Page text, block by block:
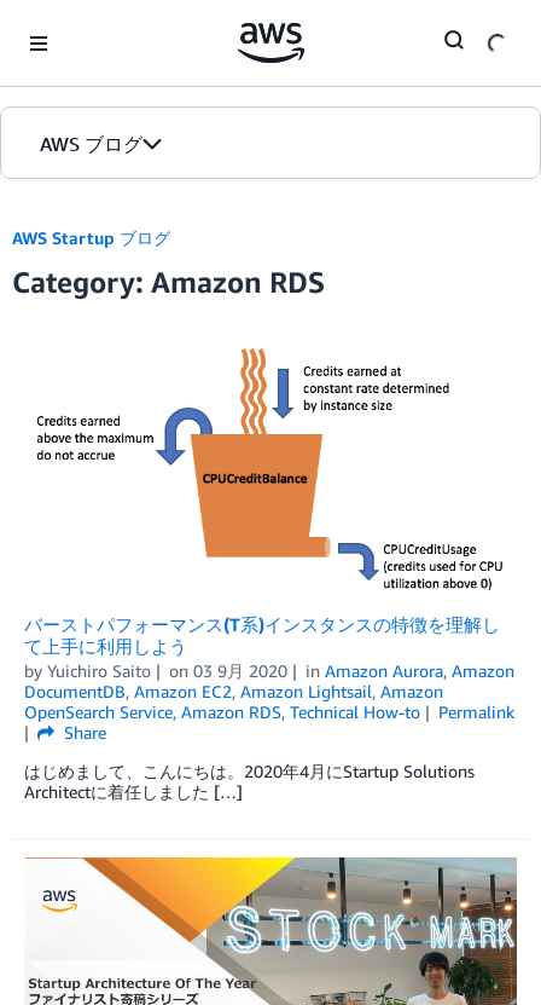
AWS ブログ
カテゴリ
AWS Startup ブログ
Category: Amazon RDS
バーストパフォーマンス(T系)インスタンスの特徴を理解し
て上手に利用しよう
by Yuichiro Saito on 03 9月 2020 in Amazon Aurora, Amazon
DocumentDB, Amazon EC2, Amazon Lightsail, Amazon
OpenSearch Service, Amazon RDS, Technical How-to
Permalink
Share
はじめまして、こんにちは。2020年4月にStartup Solutions
Architectに着任しました […]